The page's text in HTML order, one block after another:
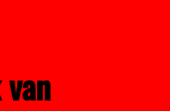
daar minder geld
op de campussen zal